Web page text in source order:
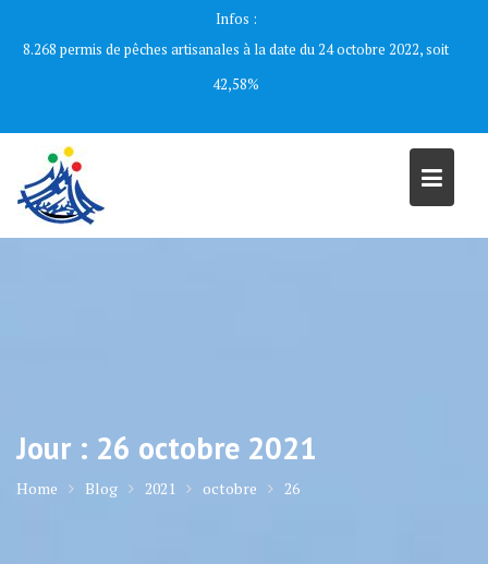
Infos :
8.268 permis de pêches artisanales à la date du 24 octobre 2022, soit
42,58%
Jour : 26 octobre 2021
Home Blog 2021 octobre 26